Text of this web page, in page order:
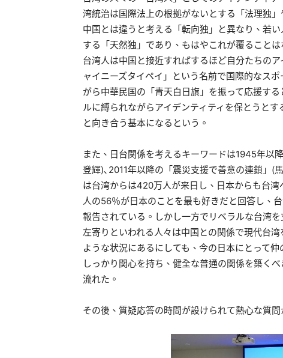
湾統治は国際法上の根拠がないとする「法理独
中国とは違うと考える「転向独」と異なり、若
する「天然独」であり、もはやこれが覆ること
台湾人は中国と接近すればするほど自分たちの
ャイニーズタイペイ」という名前で国際的なス
がら中華民国の「青天白日旗」を振って応援す
ルに縛られながらアイデンティティを保とうと
と向き合う基本になるという。
また、日台関係を考えるキーワードは1945年以
登輝)､2011年以降の「震災支援で善意の連鎖」(
は台湾からは420万人が来日し、日本からも台
人の56％が日本のことを最も好きだと回答し、
報告されている。しかし一方でリベラルな台湾
左寄りといわれる人々は中国との関係で現代台
ような状況にあるにしても、今の日本にとって
しっかり関心を持ち、健全な普通の関係を築く
流れた。
その後、質疑応答の時間が設けられて熱心な質